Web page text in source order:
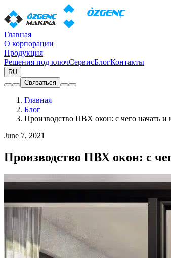
Главная
О корпорации
Продукция
Решения под ключСервисБлогКонтакты
RU
Связаться
Главная
Блог
Производство ПВХ окон: с чего начать и
June 7, 2021
Производство ПВХ окон: с